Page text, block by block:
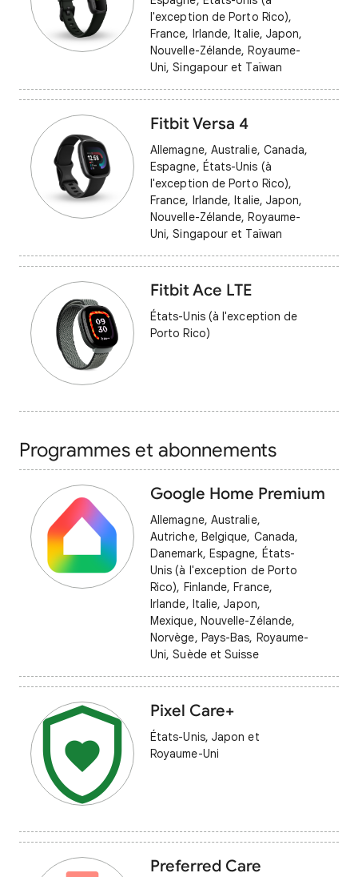
l'exception de Porto Rico),
France, Irlande, Italie, Japon,
Nouvelle-Zélande, Royaume-
Uni, Singapour et Taïwan
Fitbit Versa 4
Allemagne, Australie, Canada,
Espagne, États-Unis (à
l'exception de Porto Rico),
France, Irlande, Italie, Japon,
Nouvelle-Zélande, Royaume-
Uni, Singapour et Taïwan
Fitbit Ace LTE
États-Unis (à l'exception de
Porto Rico)
Programmes et abonnements
Google Home Premium
Allemagne, Australie,
Autriche, Belgique, Canada,
Danemark, Espagne, États-
Unis (à l'exception de Porto
Rico), Finlande, France,
Irlande, Italie, Japon,
Mexique, Nouvelle-Zélande,
Norvège, Pays-Bas, Royaume-
Uni, Suède et Suisse
Pixel Care+
États-Unis, Japon et
Royaume-Uni
Preferred Care